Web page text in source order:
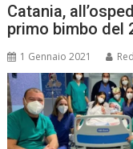
Catania,
primo bimbo del
1 Gennaio 2021